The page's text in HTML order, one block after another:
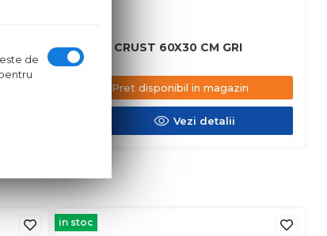
GRESIE CRUST 60X30 CM GRI
Pret disponibil in magazin
Vezi detalii
in stoc
de